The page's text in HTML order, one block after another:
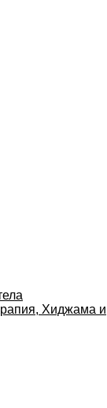
Хиджама и